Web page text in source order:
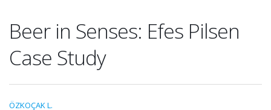
Beer in Senses: Efes Pilsen
Case Study
ÖZKOÇAK L.